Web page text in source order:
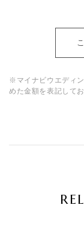
※マイナビウエディ
めた金額を表記してお